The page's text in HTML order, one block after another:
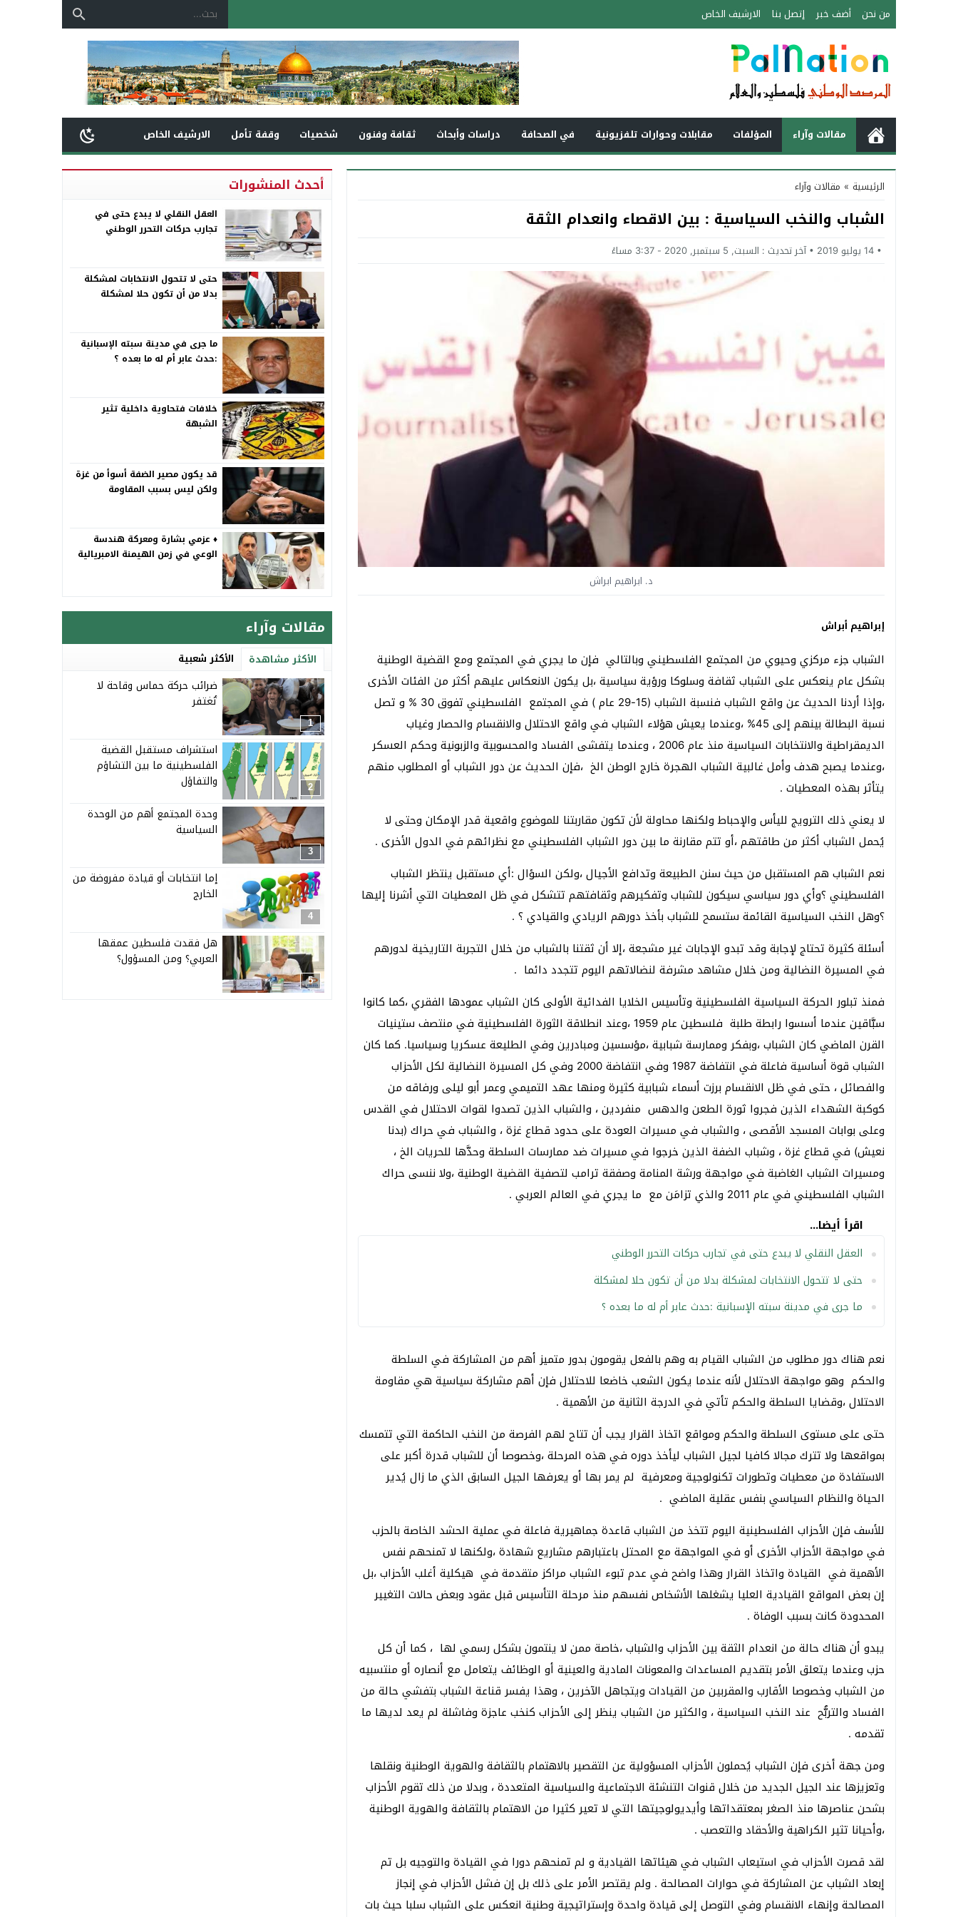
من نحن أضف خبر إتصل بنا الارشيف الخاص
مقالات وآراء المؤلفات مقابلات وحوارات تلفزيونية في الصحافة دراسات وأبحاث ثقافة وفنون شخصيات وقفة تأمل الارشيف الخاص
الرئيسية » مقالات وآراء
الشباب والنخب السياسية : بين الاقصاء وانعدام الثقة
14 يوليو 2019 آخر تحديث : السبت, 5 سبتمبر, 2020 - 3:37 مساءً
د. ابراهيم ابراش
إبراهيم أبراش
الشباب جزء مركزي وحيوي من المجتمع الفلسطيني وبالتالي فإن ما يجري في المجتمع ومع القضية الوطنية
بشكل عام ينعكس على الشباب ثقافة وسلوكا ورؤية سياسية ،بل يكون الانعكاس عليهم أكثر من الفئات الأخرى
،وإذا أردنا الحديث عن واقع الشباب فنسبة الشباب (15-29 عام ) في المجتمع الفلسطيني تفوق 30 % و تصل
نسبة البطالة بينهم إلى 45% ،وعندما يعيش هؤلاء الشباب في واقع الاحتلال والانقسام والحصار وغياب
الديمقراطية والانتخابات السياسية منذ عام 2006 ، وعندما يتفشى الفساد والمحسوبية والزبونية وحكم العسكر
،وعندما يصبح هدف وأمل غالبية الشباب الهجرة خارج الوطن الخ ،فإن الحديث عن دور الشباب أو المطلوب منهم
يتأثر بهذه المعطيات .
لا يعني ذلك الترويج لليأس والإحباط ولكنها محاولة لأن تكون مقاربتنا للموضوع واقعية قدر الإمكان وحتى لا
يُحمل الشباب أكثر من طاقتهم ،أو تتم مقارنة ما بين دور الشباب الفلسطيني مع نظرائهم في الدول الأخرى .
نعم الشباب هم المستقبل من حيث سنن الطبيعة وتدافع الأجيال ،ولكن السؤال :أي مستقبل ينتظر الشباب
الفلسطيني ؟وأي دور سياسي سيكون للشباب وتفكيرهم وثقافتهم تتشكل في ظل المعطيات التي أشرنا إليها
؟وهل النخب السياسية القائمة ستسمح للشباب بأخذ دورهم الريادي والقيادي ؟ .
أسئلة كثيرة تحتاج لإجابة وقد تبدو الإجابات غير مشجعة ،إلا أن ثقتنا بالشباب من خلال التجربة التاريخية لدورهم
في المسيرة النضالية ومن خلال مشاهد مشرفة لنضالاتهم اليوم تتجدد دائما .
فمنذ تبلور الحركة السياسية الفلسطينية وتأسيس الخلايا الفدائية الأولى كان الشباب عمودها الفقري ،كما كانوا
سبَّاقين عندما أسسوا رابطة طلبة فلسطين عام 1959 ،وعند انطلاقة الثورة الفلسطينية في منتصف ستينيات
القرن الماضي كان الشباب ،وبفكر وممارسة شبابية ،مؤسسين ومبادرين وفي الطليعة عسكريا وسياسيا. كما كان
الشباب قوة أساسية فاعلة في انتفاضة 1987 وفي انتفاضة 2000 وفي كل المسيرة النضالية لكل الأحزاب
والفصائل ، حتى في ظل الانقسام برزت أسماء شبابية كثيرة ومنها عهد التميمي وعمر أبو ليلى ورفاقه من
كوكبة الشهداء الذين فجروا ثورة الطعن والدهس منفردين ، والشباب الذين تصدوا لقوات الاحتلال في القدس
وعلى بوابات المسجد الأقصى ، والشباب في مسيرات العودة على حدود قطاع غزة ، والشباب في حراك (بدنا
نعيش) في قطاع غزة ، وشباب الضفة الذين خرجوا في مسيرات ضد ممارسات السلطة وحدَّها للحريات الخ ،
ومسيرات الشباب الغاضبة في مواجهة ورشة المنامة وصفقة ترامب لتصفية القضية الوطنية ،ولا ننسى حراك
الشباب الفلسطيني في عام 2011 والذي تزامَن مع ما يجري في العالم العربي .
اقرأ أيضا...
العقل النقلي لا يبدع حتى في تجارب حركات التحرر الوطني
حتى لا تتحول الانتخابات لمشكلة بدلا من أن تكون حلا لمشكلة
ما جرى في مدينة سبته الإسبانية :حدث عابر أم له ما بعده ؟
نعم هناك دور مطلوب من الشباب القيام به وهم بالفعل يقومون بدور متميز أهم من المشاركة في السلطة
والحكم وهو مواجهة الاحتلال لأنه عندما يكون الشعب خاضعا للاحتلال فإن أهم مشاركة سياسية هي مقاومة
الاحتلال ،وقضايا السلطة والحكم تأتي في الدرجة الثانية من الأهمية .
حتى على مستوى السلطة والحكم ومواقع اتخاذ القرار يجب أن تتاح لهم الفرصة من النخب الحاكمة التي تتمسك
بمواقعها ولا تترك مجالا كافيا لجيل الشباب ليأخذ دوره في هذه المرحلة ،وخصوصا أن للشباب قدرة أكبر على
الاستفادة من معطيات وتطورات تكنولوجية ومعرفية لم يمر بها أو يعرفها الجيل السابق الذي ما زال يُدير
الحياة والنظام السياسي بنفس عقلية الماضي .
للأسف فإن الأحزاب الفلسطينية اليوم تتخذ من الشباب قاعدة جماهيرية فاعلة في عملية الحشد الخاصة بالحزب
في مواجهة الأحزاب الأخرى أو في المواجهة مع المحتل باعتبارهم مشاريع شهادة ،ولكنها لا تمنحهم نفس
الأهمية في القيادة واتخاذ القرار وهذا واضح في عدم تبوء الشباب مراكز متقدمة في هيكلية أغلب الأحزاب ،بل
إن بعض المواقع القيادية العليا يشغلها الأشخاص نفسهم منذ مرحلة التأسيس قبل عقود وبعض حالات التغيير
المحدودة كانت بسبب الوفاة .
يبدو أن هناك حالة من انعدام الثقة بين الأحزاب والشباب ،خاصة ممن لا ينتمون بشكل رسمي لها ، كما أن كل
حزب وعندما يتعلق الأمر بتقديم المساعدات والمعونات المادية والعينية أو الوظائف يتعامل مع أنصاره أو منتسبيه
من الشباب وخصوصا الأقارب والمقربين من القيادات ويتجاهل الآخرين ، وهذا يفسر قناعة الشباب بتفشي حالة من
الفساد والتربُّح عند النخب السياسية ، والكثير من الشباب ينظر إلى الأحزاب كنخب عاجزة وفاشلة لم يعد لديها ما
تقدمه .
ومن جهة أخرى فإن الشباب يُحملون الأحزاب المسؤولية عن التقصير بالاهتمام بالثقافة والهوية الوطنية ونقلها
وتعزيزها عند الجيل الجديد من خلال قنوات التنشئة الاجتماعية والسياسية المتعددة ، وبدلا من ذلك تقوم الأحزاب
بشحن عناصرها منذ الصغر بمعتقداتها وأيديولوجيتها التي لا تعير كثيرا من الاهتمام بالثقافة والهوية الوطنية
،وأحيانا تثير الكراهية والأحقاد والتعصب .
لقد قصرت الأحزاب في استيعاب الشباب في هيئاتها القيادية و لم تمنحهم دورا في القيادة والتوجيه بل تم
إبعاد الشباب عن المشاركة في حوارات المصالحة . ولم يقتصر الأمر على ذلك بل إن فشل الأحزاب في إنجاز
المصالحة وإنهاء الانقسام وفي التوصل إلى قيادة واحدة وإستراتيجية وطنية انعكس على الشباب سلبا حيث بات
أحدث المنشورات
العقل النقلي لا يبدع حتى في
تجارب حركات التحرر الوطني
حتى لا تتحول الانتخابات لمشكلة
بدلا من أن تكون حلا لمشكلة
ما جرى في مدينة سبته الإسبانية
:حدث عابر أم له ما بعده ؟
خلافات فتحاوية داخلية تثير
الشبهة
قد يكون مصير الضفة أسوأ من غزة
ولكن ليس بسبب المقاومة
♦️ عزمي بشارة ومعركة هندسة
الوعي في زمن الهيمنة الامبريالية
مقالات وآراء
الأكثر مشاهدة الأكثر شعبية
1
ضرائب حركة حماس وقاحة لا
تُغتفر
2
استشراف مستقبل القضية
الفلسطينية ما بين التشاؤم
والتفاؤل
3
وحدة المجتمع أهم من الوحدة
السياسية
4
إما انتخابات أو قيادة مفروضة من
الخارج
5
هل فقدت فلسطين عمقها
العربي؟ ومن المسؤول؟